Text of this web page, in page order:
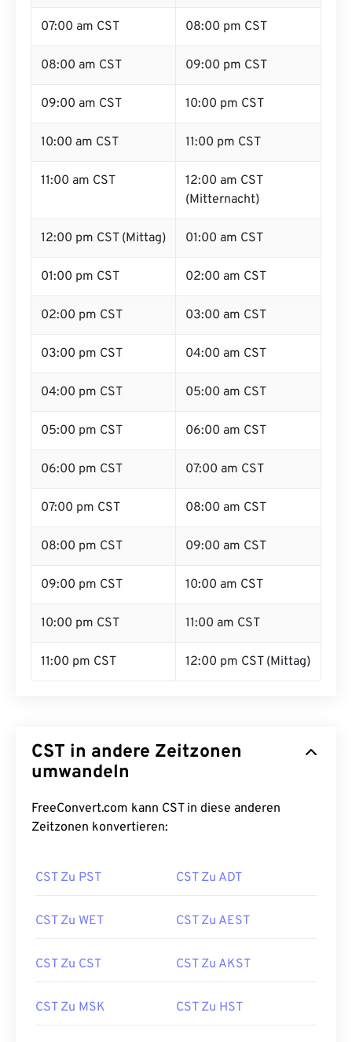
07:00 am CST 08:00 pm CST
08:00 am CST 09:00 pm CST
09:00 am CST 10:00 pm CST
10:00 am CST 11:00 pm CST
11:00 am CST
12:00 am CST
(Mitternacht)
12:00 pm CST (Mittag) 01:00 am CST
01:00 pm CST 02:00 am CST
02:00 pm CST 03:00 am CST
03:00 pm CST 04:00 am CST
04:00 pm CST 05:00 am CST
05:00 pm CST 06:00 am CST
06:00 pm CST 07:00 am CST
07:00 pm CST 08:00 am CST
08:00 pm CST 09:00 am CST
09:00 pm CST 10:00 am CST
10:00 pm CST 11:00 am CST
11:00 pm CST 12:00 pm CST (Mittag)
CST in andere Zeitzonen
umwandeln
FreeConvert.com kann CST in diese anderen
Zeitzonen konvertieren:
CST Zu PST CST Zu ADT
CST Zu WET CST Zu AEST
CST Zu CST CST Zu AKST
CST Zu MSK CST Zu HST